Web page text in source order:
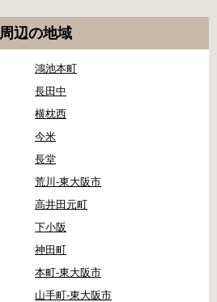
周辺の地域
鴻池本町
長田中
横枕西
今米
長堂
荒川-東大阪市
高井田元町
下小阪
神田町
本町-東大阪市
山手町-東大阪市